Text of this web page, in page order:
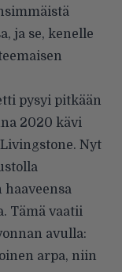
ja se, kenelle
pysyi pitkään
2020 kävi
Nyt
Tämä vaatii
avulla:
arpa, niin